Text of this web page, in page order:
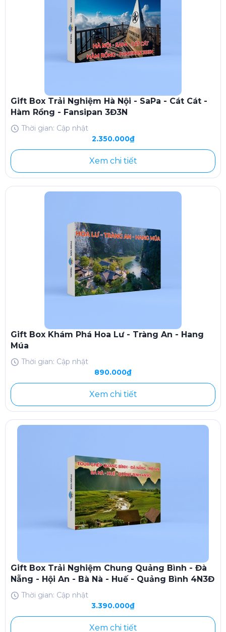
Gift Box Trải Nghiệm Hà Nội - SaPa - Cát Cát -
Hàm Rồng - Fansipan 3Đ3N
Thời gian: Cập nhật
2.350.000₫
Xem chi tiết
Gift Box Khám Phá Hoa Lư - Tràng An - Hang
Múa
Thời gian: Cập nhật
890.000₫
Xem chi tiết
Gift Box Trải Nghiệm Chung Quảng Bình - Đà
Nẵng - Hội An - Bà Nà - Huế - Quảng Bình 4N3Đ
Thời gian: Cập nhật
3.390.000₫
Xem chi tiết